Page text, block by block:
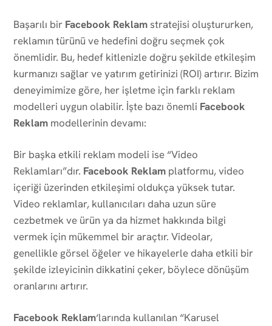
Başarılı bir Facebook Reklamstratejisi oluştururken,
reklamın türünü ve hedefini doğru seçmek çok
önemlidir. Bu, hedef kitlenizle doğru şekilde etkileşim
kurmanızı sağlar ve yatırım getirinizi (ROI) artırır. Bizim
deneyimimize göre, her işletme için farklı reklam
modelleri uygun olabilir. İşte bazı önemli Facebook
Reklam modellerinin devamı:
Bir başka etkili reklam modeli ise “Video
Reklamları”dır. Facebook Reklam platformu, video
içeriği üzerinden etkileşimi oldukça yüksek tutar.
Video reklamlar, kullanıcıları daha uzun süre
cezbetmek ve ürün ya da hizmet hakkında bilgi
vermek için mükemmel bir araçtır. Videolar,
genellikle görsel öğeler ve hikayelerle daha etkili bir
şekilde izleyicinin dikkatini çeker, böylece dönüşüm
oranlarını artırır.
Facebook Reklam‘larında kullanılan “Karusel